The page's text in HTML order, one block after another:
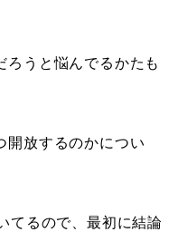
ろうと悩んでるかたも
開放するのかについ
てるので、最初に結論